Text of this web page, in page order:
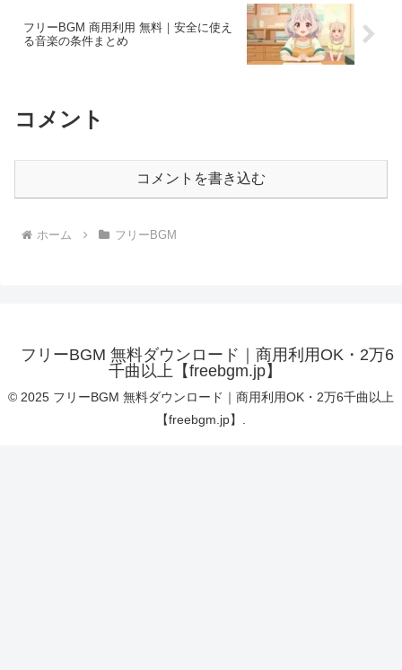
フリーBGM 商用利用 無料｜安全に使え
る音楽の条件まとめ
コメント
コメントを書き込む
ホーム フリーBGM
フリーBGM 無料ダウンロード｜商用利用OK・2万6
千曲以上【freebgm.jp】
© 2025 フリーBGM 無料ダウンロード｜商用利用OK・2万6千曲以上
【freebgm.jp】.